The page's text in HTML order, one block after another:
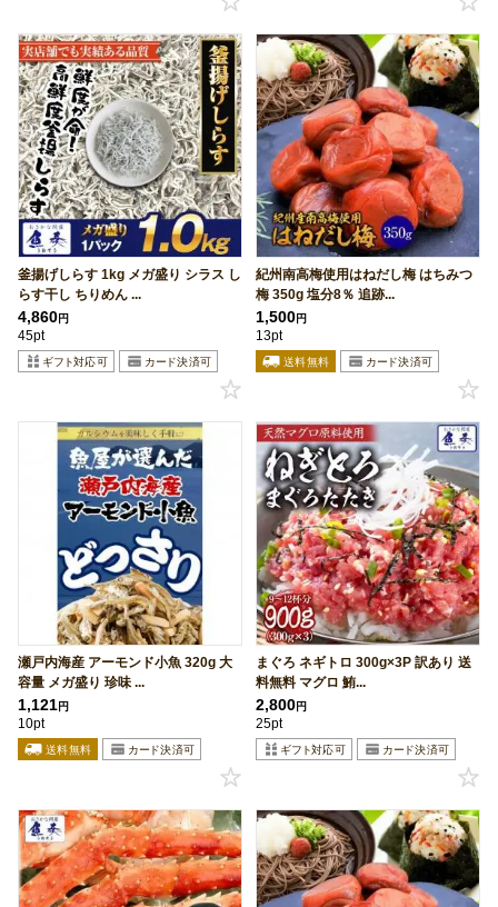
釜揚げしらす 1kg メガ盛り シラス し
らす干し ちりめん ...
4,860円
45pt
紀州南高梅使用はねだし梅 はちみつ
梅 350g 塩分8％ 追跡...
1,500円
13pt
瀬戸内海産 アーモンド小魚 320g 大
容量 メガ盛り 珍味 ...
1,121円
10pt
まぐろ ネギトロ 300g×3P 訳あり 送
料無料 マグロ 鮪...
2,800円
25pt